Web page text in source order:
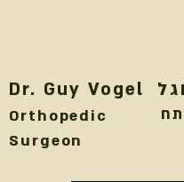
Dr. Guy Vogel
Orthopedic
Surgeon